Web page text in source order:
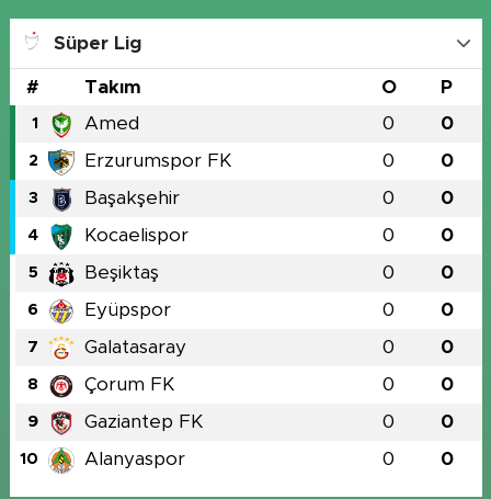
Süper Lig
# Takım O P
1 Amed 0 0
2 Erzurumspor FK 0 0
3 Başakşehir 0 0
4 Kocaelispor 0 0
5 Beşiktaş 0 0
6 Eyüpspor 0 0
7 Galatasaray 0 0
8 Çorum FK 0 0
9 Gaziantep FK 0 0
10 Alanyaspor 0 0